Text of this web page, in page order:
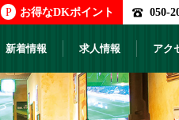
P お得なDKポイント 050-
新着情報 求人情報 アク